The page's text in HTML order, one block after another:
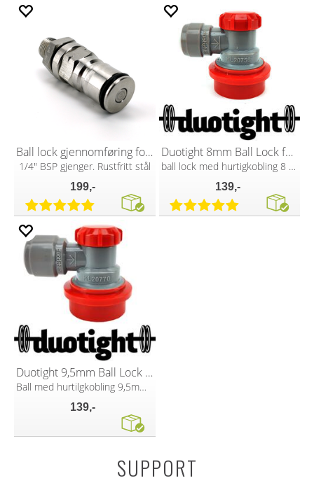
Ball lock gjennomføring for CO2
1/4" BSP gjenger. Rustfritt stål
199,-
Duotight 8mm Ball Lock for CO2
ball lock med hurtigkobling 8 mm (5/16")
139,-
Duotight 9,5mm Ball Lock for CO2
Ball med hurtilgkobling 9,5mm (3/8")
139,-
SUPPORT